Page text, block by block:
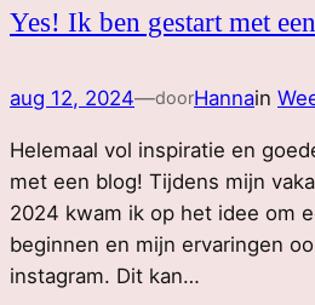
Yes! Ik ben gestart met
aug 12, 2024—doorHannain
Helemaal vol inspiratie en
met een blog! Tijdens mijn
2024 kwam ik op het idee om
beginnen en mijn ervaringen
instagram. Dit kan…